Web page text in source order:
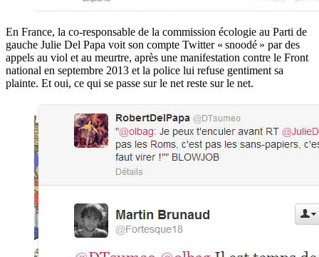
En France, la co-responsable de la commission écologie au Parti de
gauche Julie Del Papa voit son compte Twitter « snoodé » par des
appels au viol et au meurtre, après une manifestation contre le Front
national en septembre 2013 et la police lui refuse gentiment sa
plainte. Et oui, ce qui se passe sur le net reste sur le net.